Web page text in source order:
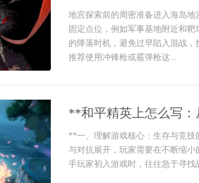
地宫探索前的周密准备进入海岛
固定点位，例如军事基地附近和
的降落时机，避免过早陷入混战
推荐使用冲锋枪或霰弹枪这...
**和平精英上怎么写
**一、理解游戏核心：生存与竞
与对抗展开，玩家需要在不断缩
手玩家初入游戏时，往往急于寻找